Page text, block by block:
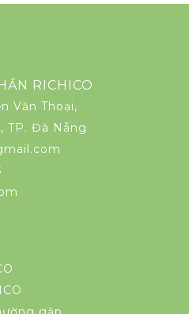
RICHICO
Văn Thoại,
Đà Nẵng